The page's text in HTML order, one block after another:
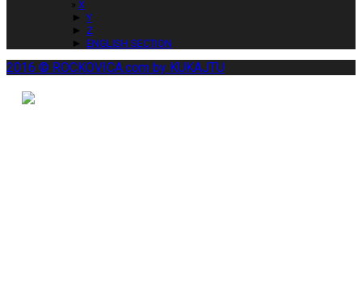
X
► Y
► Z
► ENGLISH SECTION
2016 © ROCKOVICA.com by KUKAJTU